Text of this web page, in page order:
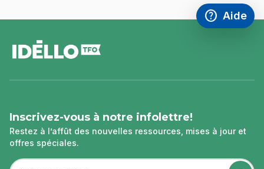
help
Accéder à
Aide
,Ce lien
de
page
Inscrivez-vous à notre infolettre!
Restez à l’affût des nouvelles ressources, mises à jour et
offres spéciales.